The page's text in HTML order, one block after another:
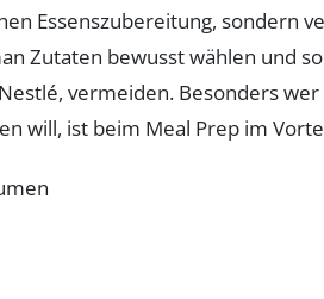
Essenszubereitung, sondern
Zutaten bewusst wählen und
vermeiden. Besonders
will, ist beim Meal Prep im